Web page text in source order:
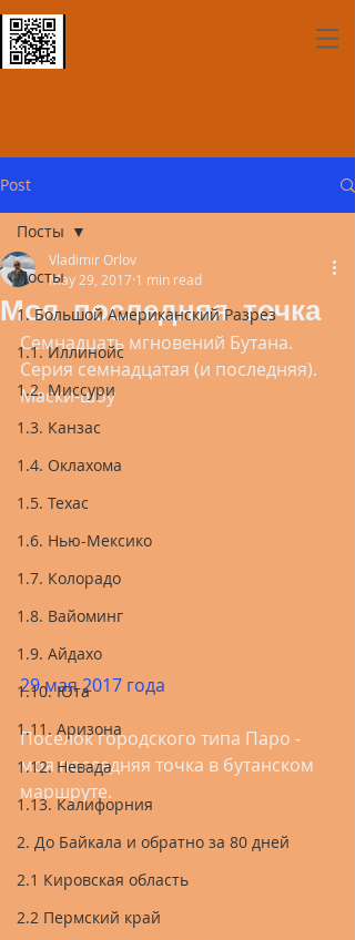
Post
Посты
1. Большой Американский Разрез
1.1. Иллинойс
1.2. Миссури
1.3. Канзас
1.4. Оклахома
1.5. Техас
1.6. Нью-Мексико
1.7. Колорадо
1.8. Вайоминг
1.9. Айдахо
1.10. Юта
1.11. Аризона
1.12. Невада
1.13. Калифорния
2. До Байкала и обратно за 80 дней
2.1 Кировская область
2.2 Пермский край
Посты
Моя последняя точка
Vladimir Orlov
May 29, 2017 1 min read
Семнадцать мгновений Бутана.
Серия семнадцатая (и последняя).
Маски-шоу
29 мая 2017 года
Поселок городского типа Паро -
моя последняя точка в бутанском
маршруте.